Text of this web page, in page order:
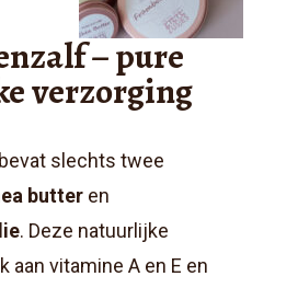
– pure
verzorging
slechts twee
butter en
. Deze natuurlijke
aan vitamine A en E en